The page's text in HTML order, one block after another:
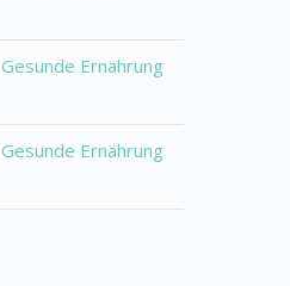
Gesunde Ernährung
Gesunde Ernährung